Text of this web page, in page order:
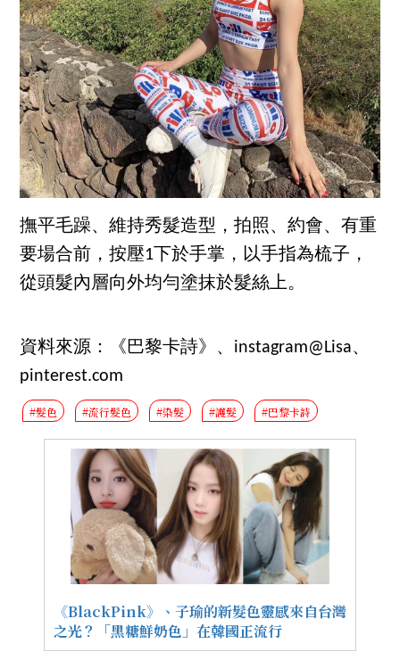
撫平毛躁、維持秀髮造型，拍照、約會、有重
要場合前，按壓1下於手掌，以手指為梳子，
從頭髮內層向外均勻塗抹於髮絲上。
資料來源：《巴黎卡詩》、instagram@Lisa、
pinterest.com
#髮色 #流行髮色 #染髮 #護髮 #巴黎卡詩
《BlackPink》、子瑜的新髮色靈感來自台灣
之光？「黑糖鮮奶色」在韓國正流行